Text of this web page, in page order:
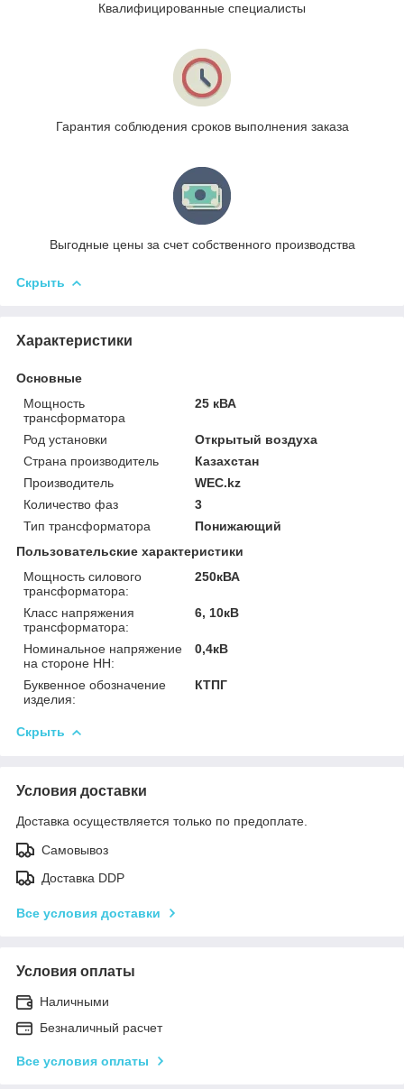
Квалифицированные специалисты
Гарантия соблюдения сроков выполнения заказа
Выгодные цены за счет собственного производства
Скрыть
Характеристики
Основные
Мощность
трансформатора
25 кВА
Род установки
Открытый воздуха
Страна производитель
Казахстан
Производитель
WEC.kz
Количество фаз
3
Тип трансформатора
Понижающий
Пользовательские характеристики
Мощность силового
трансформатора:
250кВА
Класс напряжения
трансформатора:
6, 10кВ
Номинальное напряжение
на стороне НН:
0,4кВ
Буквенное обозначение
изделия:
КТПГ
Скрыть
Условия доставки
Доставка осуществляется только по предоплате.
Самовывоз
Доставка DDP
Все условия доставки
Условия оплаты
Наличными
Безналичный расчет
Все условия оплаты